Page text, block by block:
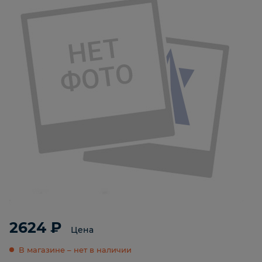
2624 ₽ Цена
В магазине – нет в наличии